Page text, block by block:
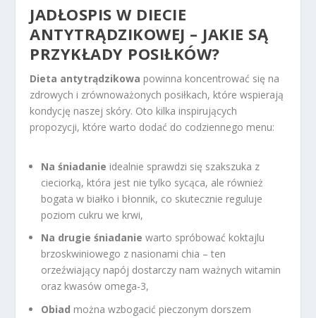
JADŁOSPIS W DIECIE
ANTYTRĄDZIKOWEJ – JAKIE SĄ
PRZYKŁADY POSIŁKÓW?
Dieta antytrądzikowa powinna koncentrować się na
zdrowych i zrównoważonych posiłkach, które wspierają
kondycję naszej skóry. Oto kilka inspirujących
propozycji, które warto dodać do codziennego menu:
Na śniadanie idealnie sprawdzi się szakszuka z
cieciorką, która jest nie tylko sycąca, ale również
bogata w białko i błonnik, co skutecznie reguluje
poziom cukru we krwi,
Na drugie śniadanie warto spróbować koktajlu
brzoskwiniowego z nasionami chia – ten
orzeźwiający napój dostarczy nam ważnych witamin
oraz kwasów omega-3,
Obiad można wzbogacić pieczonym dorszem